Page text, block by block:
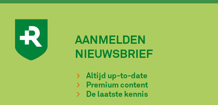
AANMELDEN
NIEUWSBRIEF
Altijd up-to-date
Premium content
De laatste kennis